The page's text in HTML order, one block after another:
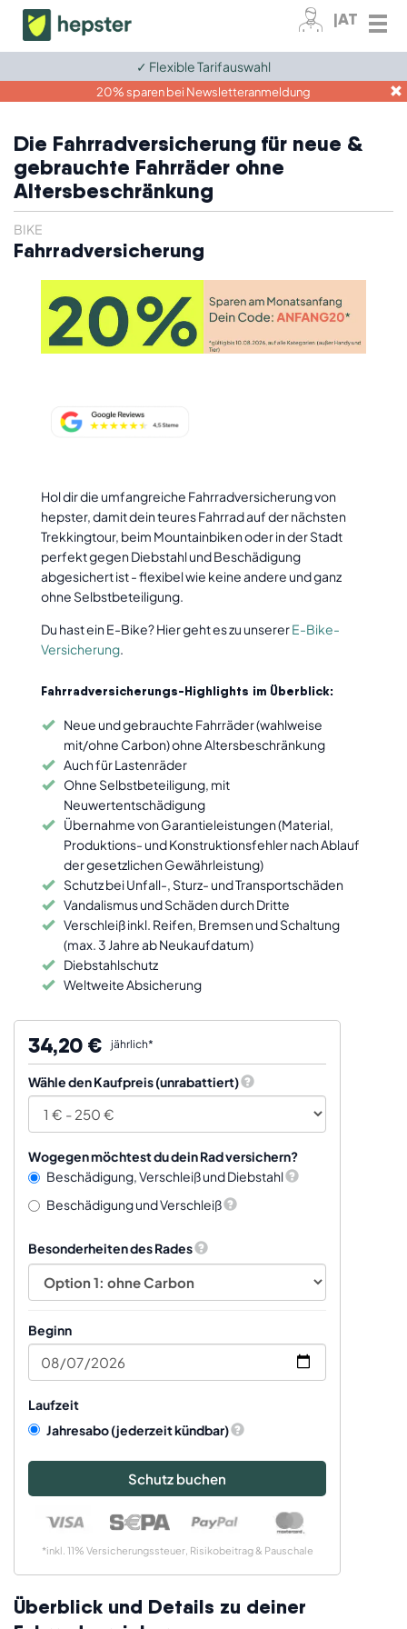
|AT
Zum Kundenkonto
E-Bike
Elektronik
Tiere
Ratgeber
Für Unternehmen
Schaden melden
Newsletter
Freunde werben
Impressum
✓ Flexible Tarifauswahl
20% sparen bei Newsletteranmeldung
Die Fahrradversicherung für neue &
gebrauchte Fahrräder ohne
Altersbeschränkung
BIKE
Fahrradversicherung
Hol dir die umfangreiche Fahrradversicherung von
hepster, damit dein teures Fahrrad auf der nächsten
Trekkingtour, beim Mountainbiken oder in der Stadt
perfekt gegen Diebstahl und Beschädigung
abgesichert ist - flexibel wie keine andere und ganz
ohne Selbstbeteiligung.
Du hast ein E-Bike? Hier geht es zu unsererE-Bike-
Versicherung.
Fahrradversicherungs-Highlights im Überblick:
Neue und gebrauchte Fahrräder (wahlweise
mit/ohne Carbon) ohne Altersbeschränkung
Auch für Lastenräder
Ohne Selbstbeteiligung, mit
Neuwertentschädigung
Übernahme von Garantieleistungen (Material,
Produktions- und Konstruktionsfehler nach Ablauf
der gesetzlichen Gewährleistung)
Schutz bei Unfall-, Sturz- und Transportschäden
Vandalismus und Schäden durch Dritte
Verschleiß inkl. Reifen, Bremsen und Schaltung
(max. 3 Jahre ab Neukaufdatum)
Diebstahlschutz
Weltweite Absicherung
34,20 € jährlich*
Wähle den Kaufpreis (unrabattiert)
Wogegen möchtest du dein Rad versichern?
Beschädigung, Verschleiß und Diebstahl
Beschädigung und Verschleiß
Besonderheiten des Rades
Beginn
Laufzeit
Jahresabo(jederzeit kündbar)
Schutz buchen
*inkl. 11% Versicherungssteuer, Risikobeitrag & Pauschale
Überblick und Details zu deiner